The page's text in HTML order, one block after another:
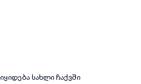
იყიდება სახლი ჩაქვში